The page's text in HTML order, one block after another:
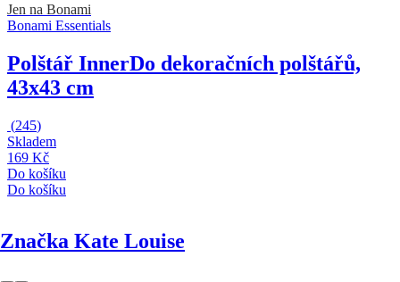
Jen na Bonami
Bonami Essentials
Polštář InnerDo dekoračních polštářů,
43x43 cm
(245)
Skladem
169 Kč
Do košíku
Do košíku
Značka Kate Louise